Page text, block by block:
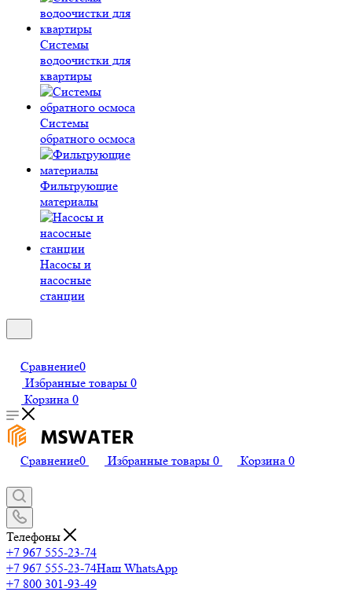
Системы
водоочистки для
квартиры
Системы
обратного осмоса
Фильтрующие
материалы
Насосы и
насосные
станции
Сравнение0
Избранные товары 0
Корзина 0
Сравнение0 Избранные товары 0 Корзина 0
Телефоны
+7 967 555-23-74
+7 967 555-23-74Наш WhatsApp
+7 800 301-93-49